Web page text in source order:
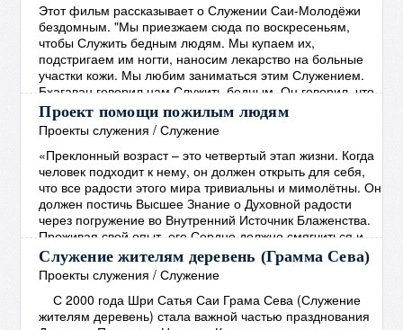
Этот фильм рассказывает о Служении Саи-Молодёжи
бездомным. "Мы приезжаем сюда по воскресеньям,
чтобы Служить бедным людям. Мы купаем их,
подстригаем им ногти, наносим лекарство на больные
участки кожи. Мы любим заниматься этим Служением.
Бхагаван говорил нам Служить бедным. Он говорил, что
руки, занимающиеся Служением, более Святы, чем
губы, произносящие Молитвы. ..."
→
Проект помощи пожилым людям
Проекты служения /Служение
«Преклонный возраст – это четвертый этап жизни. Когда
человек подходит к нему, он должен открыть для себя,
что все радости этого мира тривиальны и мимолётны. Он
должен постичь Высшее Знание о Духовной радости
через погружение во Внутренний Источник Блаженства.
Проживая свой опыт, его Сердце должно смягчиться и
наполниться Состраданием. Человек должен
сосредоточиться на том, чтобы способствовать
прогрессу всех живых существ, не проводя между
Служение жителям деревень (Грамма Сева)
Проекты служения /Служение
С 2000 года Шри Сатья Саи Грама Сева (Служение
жителям деревень) стала важной частью празднования